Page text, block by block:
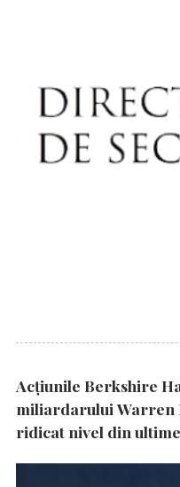
Acțiunile Berkshire
miliardarului Warren
ridicat nivel din